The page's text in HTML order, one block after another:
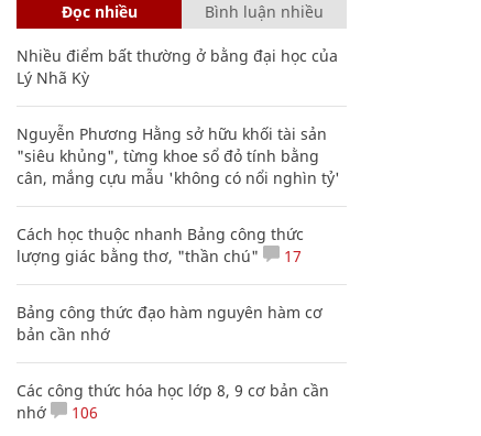
Đọc nhiều Bình luận nhiều
Nhiều điểm bất thường ở bằng đại học của
Lý Nhã Kỳ
Nguyễn Phương Hằng sở hữu khối tài sản
"siêu khủng", từng khoe sổ đỏ tính bằng
cân, mắng cựu mẫu 'không có nổi nghìn tỷ'
Cách học thuộc nhanh Bảng công thức
lượng giác bằng thơ, "thần chú"
17
Bảng công thức đạo hàm nguyên hàm cơ
bản cần nhớ
Các công thức hóa học lớp 8, 9 cơ bản cần
nhớ
106